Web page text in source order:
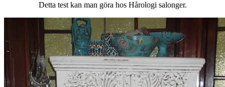
Detta test kan man göra hos Hårologi salonger.